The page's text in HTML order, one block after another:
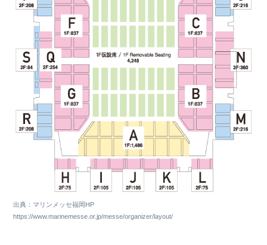
出典：マリンメッセ福岡HP
https://www.marinemesse.or.jp/messe/organizer/layout/